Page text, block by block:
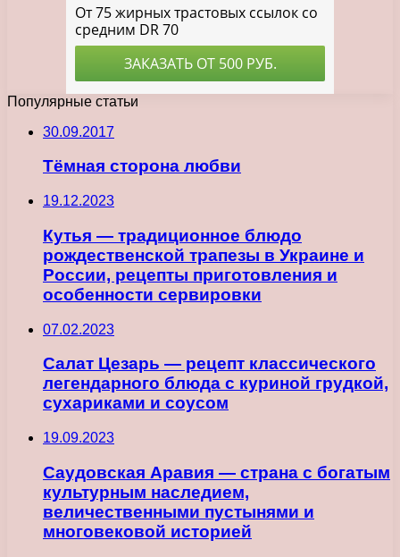
Популярные статьи
30.09.2017
Тёмная сторона любви
19.12.2023
Кутья — традиционное блюдо
рождественской трапезы в Украине и
России, рецепты приготовления и
особенности сервировки
07.02.2023
Салат Цезарь — рецепт классического
легендарного блюда с куриной грудкой,
сухариками и соусом
19.09.2023
Саудовская Аравия — страна с богатым
культурным наследием,
величественными пустынями и
многовековой историей